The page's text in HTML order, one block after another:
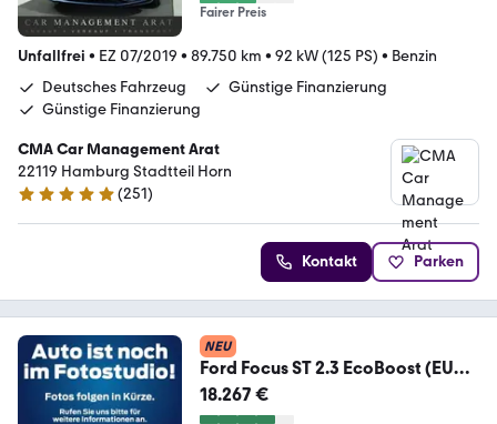
Fairer Preis
Unfallfrei • EZ 07/2019 • 89.750 km • 92 kW (125 PS) • Benzin
Deutsches Fahrzeug
Günstige Finanzierung
Günstige Finanzierung
CMA Car Management Arat
22119 Hamburg Stadtteil Horn
4.9 Sterne
(251)
Kontakt Parken
NEU
Ford Focus ST 2.3 EcoBoost (EURO
6d-TEMP) ST LED+PDC
18.267 €